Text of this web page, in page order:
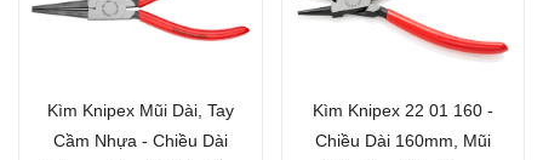
Kìm Knipex Mũi Dài, Tay
Cầm Nhựa - Chiều Dài
Kìm Knipex 22 01 160 -
Chiều Dài 160mm, Mũi